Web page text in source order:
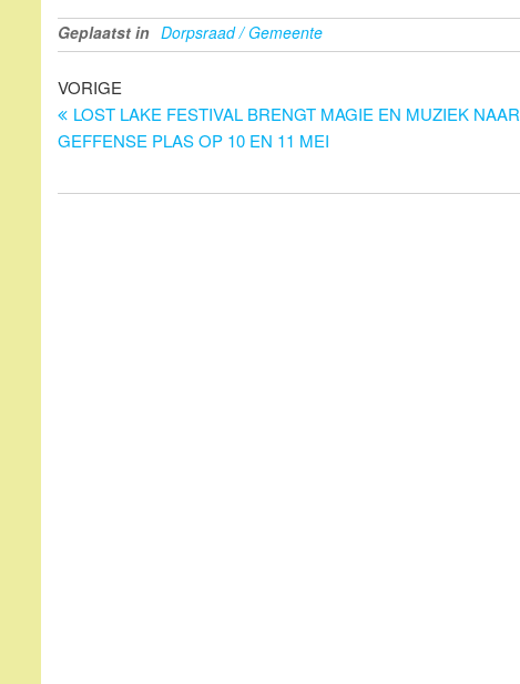
Geplaatst in Dorpsraad / Gemeente
Bericht
navigatie
Vorig
bericht
VORIGE
LOST LAKE FESTIVAL BRENGT MAGIE EN MUZIEK NAAR
GEFFENSE PLAS OP 10 EN 11 MEI